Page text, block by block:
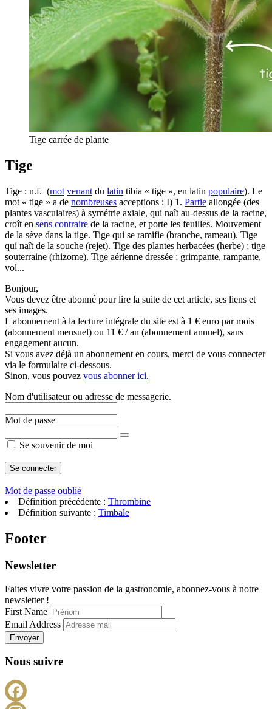
Tige carrée de plante
Tige
Tige : n.f. (mot venant du latin tibia « tige », en latin populaire). Le
mot « tige » a de nombreuses acceptions : I) 1. Partie allongée (des
plantes vasculaires) à symétrie axiale, qui naît au-dessus de la racine,
croît en sens contraire de la racine, et porte les feuilles. Mouvement
de la sève dans la tige. Tige qui se ramifie (branche, rameau). Tige
qui naît de la souche (rejet). Tige des plantes herbacées (herbe) ; tige
souterraine (rhizome). Tige aérienne dressée ; grimpante, rampante,
vol...
Bonjour,
Vous devez être abonné pour lire la suite de cet article, ses liens et
ses images.
L'abonnement à la lecture intégrale du site est à 1 € euro par mois
(abonnement mensuel) ou 11 € / an (abonnement annuel), sans
engagement aucun.
Si vous avez déjà un abonnement en cours, merci de vous connecter
via le formulaire ci-dessous.
Sinon, vous pouvez vous abonner ici.
Nom d'utilisateur ou adresse de messagerie.
Mot de passe
Se souvenir de moi
Mot de passe oublié
Définition précédente : Thrombine
Définition suivante : Timbale
Footer
Newsletter
Faites vivre votre passion de la gastronomie, abonnez-vous à notre
newsletter !
First Name
Email Address
Envoyer
Nous suivre